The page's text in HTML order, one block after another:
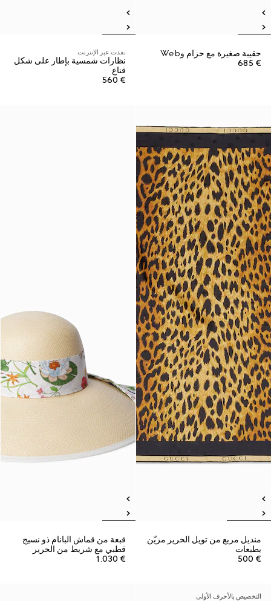
حقيبة صغيرة مع حزام وWeb
€ 685
نفدت عبر الإنترنت
نظارات شمسية بإطار على شكل
قناع
€ 560
منديل مربع من تويل الحرير مزيّن
بطبعات
€ 500
قبعة من قماش البانام ذو نسيج
قطبي مع شريط من الحرير
€ 1.030
التخصيص بالأحرف الأولى